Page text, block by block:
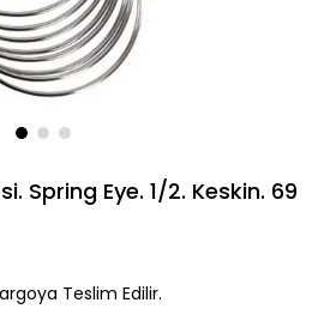
Spring Eye. 1/2. Keskin. 69
Teslim Edilir.